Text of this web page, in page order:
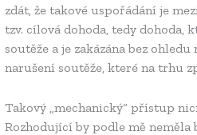
zdát, že takové uspořádání je
tzv. cílová dohoda, tedy dohoda,
soutěže a je zakázána bez
narušení soutěže, které na trhu
Takový „mechanický“ přístup
Rozhodující by podle mě neměla